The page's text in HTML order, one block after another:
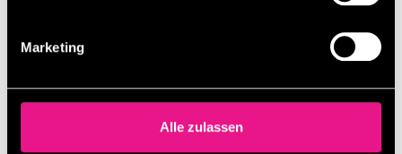
Marketing
Alle zulassen